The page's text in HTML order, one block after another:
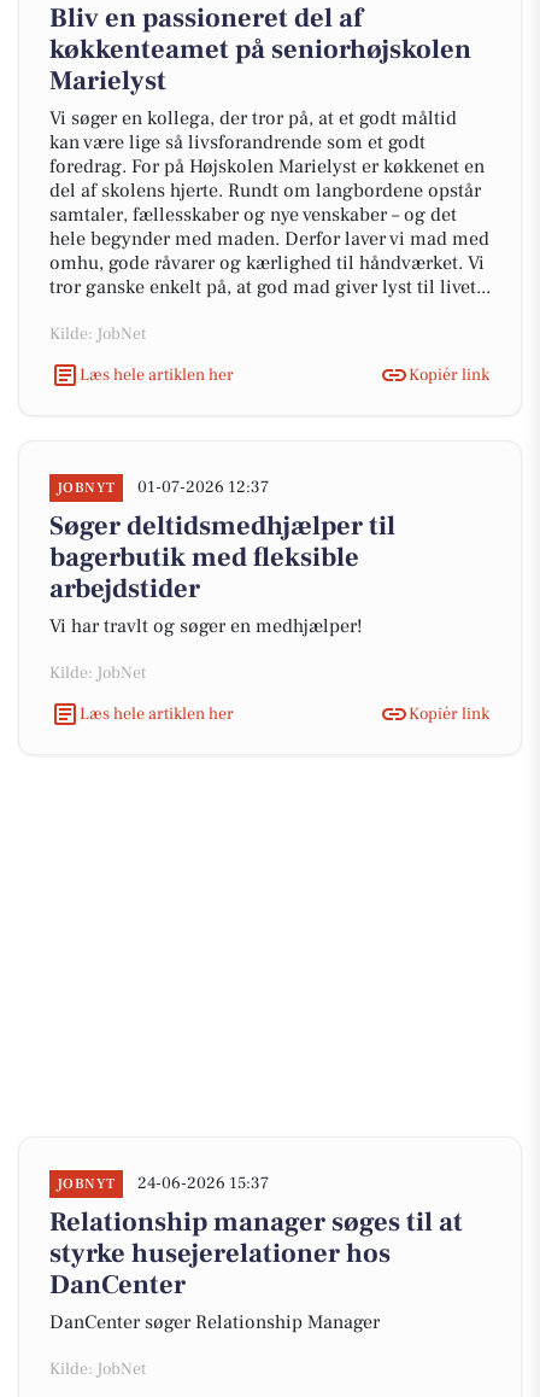
Bliv en passioneret del af
køkkenteamet på seniorhøjskolen
Marielyst
Vi søger en kollega, der tror på, at et godt måltid
kan være lige så livsforandrende som et godt
foredrag. For på Højskolen Marielyst er køkkenet en
del af skolens hjerte. Rundt om langbordene opstår
samtaler, fællesskaber og nye venskaber – og det
hele begynder med maden. Derfor laver vi mad med
omhu, gode råvarer og kærlighed til håndværket. Vi
tror ganske enkelt på, at god mad giver lyst til livet...
Kilde: JobNet
Læs hele artiklen her
Kopiér link
JOBNYT 01-07-2026 12:37
Søger deltidsmedhjælper til
bagerbutik med fleksible
arbejdstider
Vi har travlt og søger en medhjælper!
Kilde: JobNet
Læs hele artiklen her
Kopiér link
JOBNYT 24-06-2026 15:37
Relationship manager søges til at
styrke husejerelationer hos
DanCenter
DanCenter søger Relationship Manager
Kilde: JobNet